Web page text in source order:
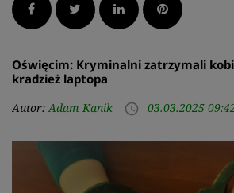
Facebook Twitter LinkedInPinterest
Oświęcim: Kryminalni zatrzymali
kradzież laptopa
Autor:Adam Kanik access_time 03.03.2025